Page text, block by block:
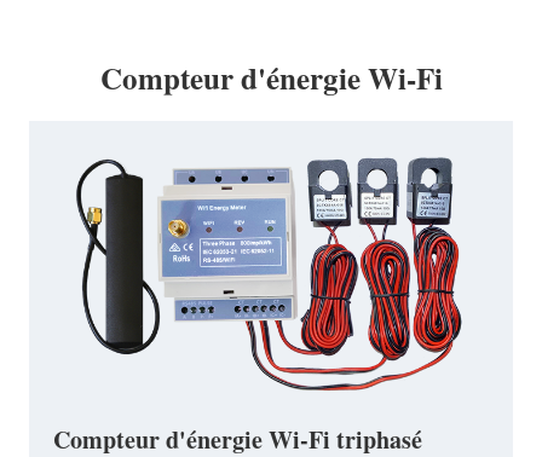
Compteur d'énergie Wi-Fi
Compteur d'énergie Wi-Fi triphasé